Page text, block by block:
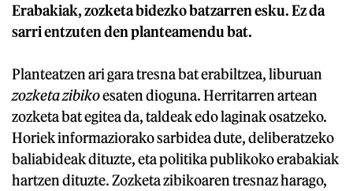
Erabakiak, zozketa bidezko batzarren esku. Ez da
sarri entzuten den planteamendu bat.
Planteatzen ari gara tresna bat erabiltzea, liburuan
zozketa zibikoesaten dioguna. Herritarren artean
zozketa bat egitea da, taldeak edo laginak osatzeko.
Horiek informaziorako sarbidea dute, deliberatzeko
baliabideak dituzte, eta politika publikoko erabakiak
hartzen dituzte. Zozketa zibikoaren tresnaz harago,